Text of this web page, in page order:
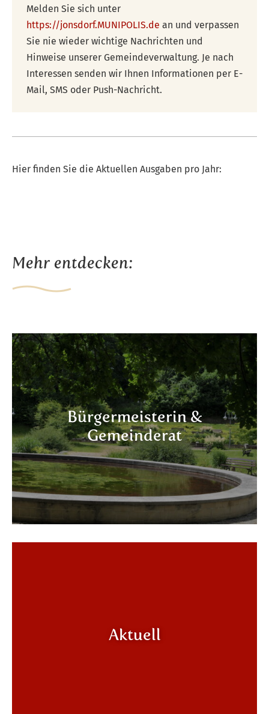
Melden Sie sich unter
https://jonsdorf.MUNIPOLIS.de an und verpassen
Sie nie wieder wichtige Nachrichten und
Hinweise unserer Gemeindeverwaltung. Je nach
Interessen senden wir Ihnen Informationen per E-
Mail, SMS oder Push-Nachricht.
Hier finden Sie die Aktuellen Ausgaben pro Jahr:
Mehr entdecken:
Bürgermeisterin &
Gemeinderat
Aktuell